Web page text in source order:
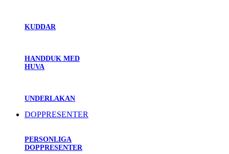
KUDDAR
HANDDUK MED
HUVA
UNDERLAKAN
DOPPRESENTER
PERSONLIGA
DOPPRESENTER